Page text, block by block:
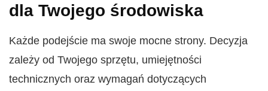
dla Twojego środowiska
Każde podejście ma swoje mocne strony. Decyzja
zależy od Twojego sprzętu, umiejętności
technicznych oraz wymagań dotyczących